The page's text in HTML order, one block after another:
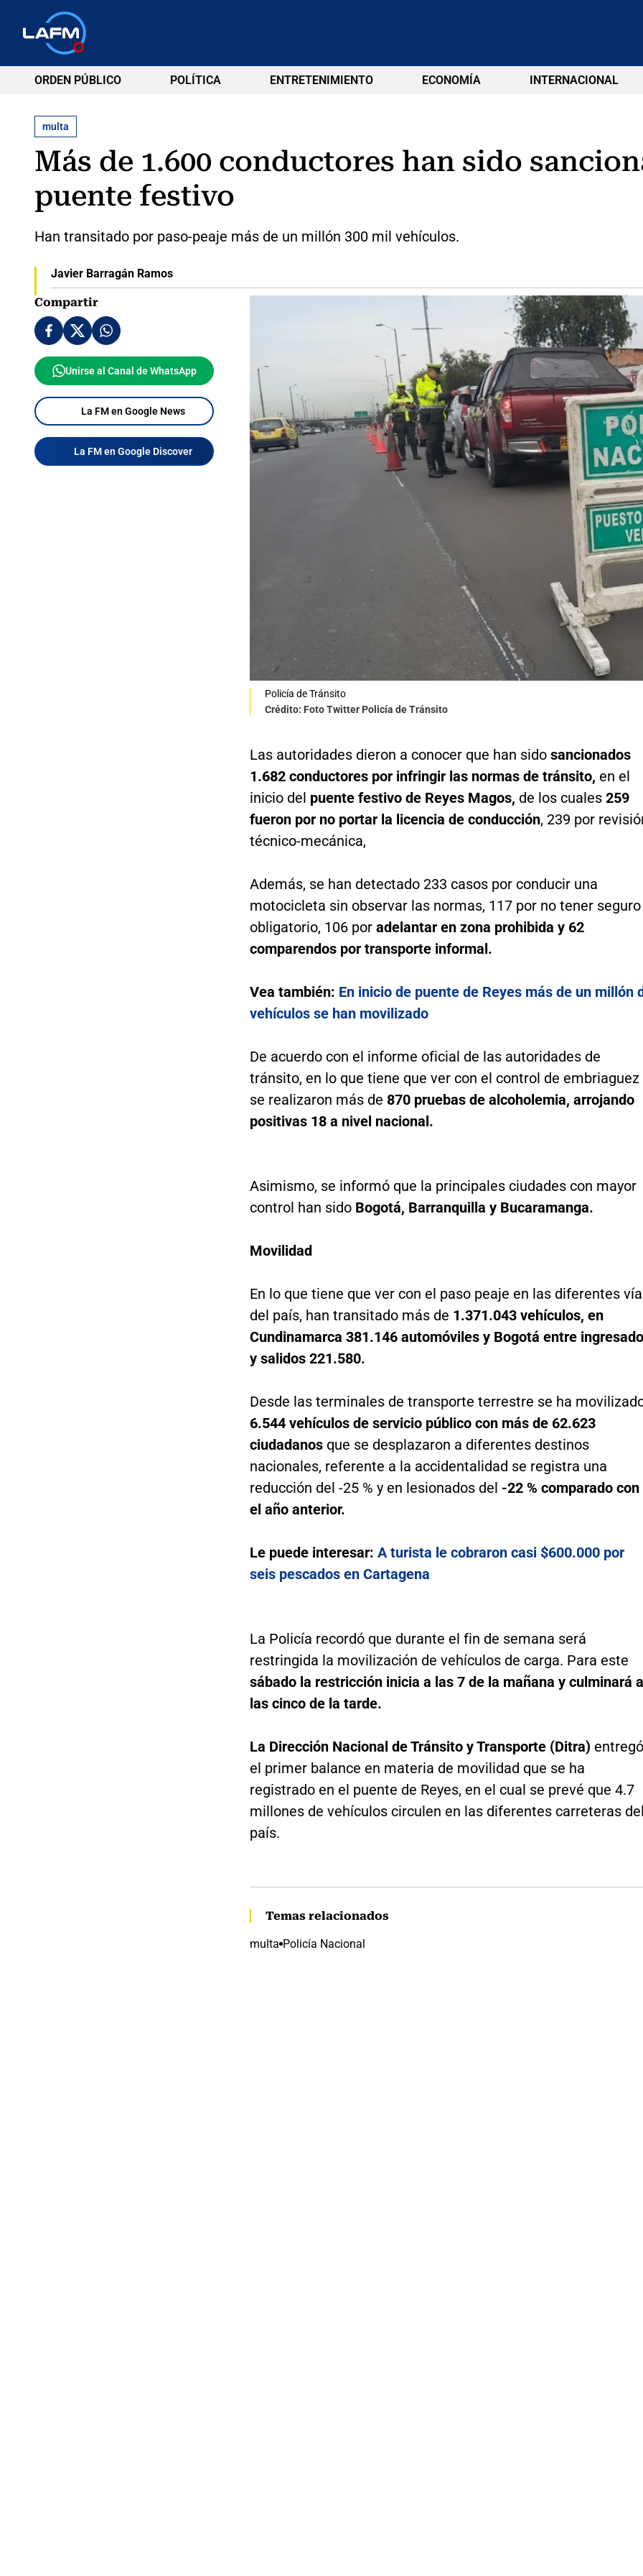
ORDEN PÚBLICO POLÍTICA ENTRETENIMIENTO ECONOMÍA INTERNACIONAL
multa
Más de 1.600 conductores han sido
puente festivo
Han transitado por paso-peaje más de un millón 300 mil vehículos.
Javier Barragán Ramos
Compartir
Unirse al Canal de WhatsApp
La FM en Google News
La FM en Google Discover
Policía de Tránsito
Crédito: Foto Twitter Policía de Tránsito
Las autoridades dieron a conocer que han sido sancionados
1.682 conductores por infringir las normas de tránsito, en el
inicio del puente festivo de Reyes Magos, de los cuales 259
fueron por no portar la licencia de conducción, 239 por
técnico-mecánica,
Además, se han detectado 233 casos por conducir una
motocicleta sin observar las normas, 117 por no tener seguro
obligatorio, 106 por adelantar en zona prohibida y 62
comparendos por transporte informal.
Vea también: En inicio de puente de Reyes más de un millón
vehículos se han movilizado
De acuerdo con el informe oficial de las autoridades de
tránsito, en lo que tiene que ver con el control de embriaguez
se realizaron más de 870 pruebas de alcoholemia, arrojando
positivas 18 a nivel nacional.
Asimismo, se informó que la principales ciudades con mayor
control han sidoBogotá, Barranquilla y Bucaramanga.
Movilidad
En lo que tiene que ver con el paso peaje en las diferentes
del país, han transitado más de 1.371.043 vehículos, en
Cundinamarca 381.146 automóviles y Bogotá entre
y salidos 221.580.
Desde las terminales de transporte terrestre se ha
6.544 vehículos de servicio público con más de 62.623
ciudadanosque se desplazaron a diferentes destinos
nacionales, referente a la accidentalidad se registra una
reducción del -25 % y en lesionados del -22 % comparado con
el año anterior.
Le puede interesar: A turista le cobraron casi $600.000 por
seis pescados en Cartagena
La Policía recordó que durante el fin de semana será
restringida la movilización de vehículos de carga. Para este
sábado la restricción inicia a las 7 de la mañana y culminará a
las cinco de la tarde.
La Dirección Nacional de Tránsito y Transporte (Ditra) entregó
el primer balance en materia de movilidad que se ha
registrado en el puente de Reyes, en el cual se prevé que 4.7
millones de vehículos circulen en las diferentes carreteras
país.
Temas relacionados
multa Policía Nacional